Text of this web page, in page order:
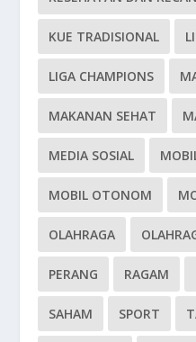
KUE TRADISIONAL
LIGA CHAMPIONS
MAKANAN SEHAT
MEDIA SOSIAL
MOBIL OTONOM
OLAHRAGA
PERANG RAGAM
SAHAM SPORT